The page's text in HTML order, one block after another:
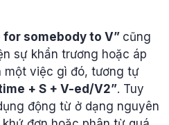
for somebody to V” cũng
sự khẩn trương hoặc áp
việc gì đó, tương tự
+ S + V-ed/V2”. Tuy
động từ ở dạng nguyên